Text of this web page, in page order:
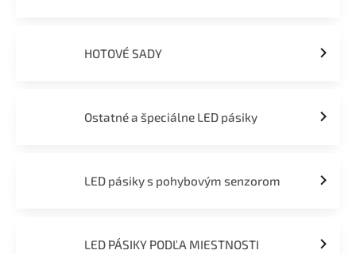
HOTOVÉ SADY
Ostatné a špeciálne LED pásiky
LED pásiky s pohybovým senzorom
LED PÁSIKY PODĽA MIESTNOSTI